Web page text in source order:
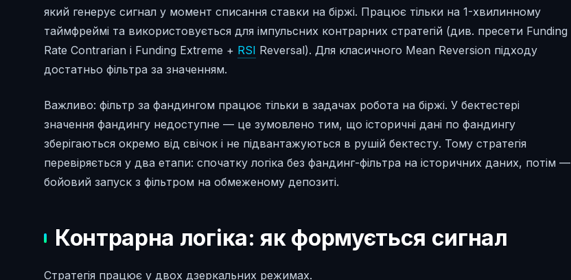
який генерує сигнал у момент списання ставки на біржі. Працює тільки на 1-хвилинному
таймфреймі та використовується для імпульсних контрарних стратегій (див. пресети Funding
Rate Contrarian і Funding Extreme + RSI Reversal). Для класичного Mean Reversion підходу
достатньо фільтра за значенням.
Важливо: фільтр за фандингом працює тільки в задачах робота на біржі. У бектестері
значення фандингу недоступне — це зумовлено тим, що історичні дані по фандингу
зберігаються окремо від свічок і не підвантажуються в рушій бектесту. Тому стратегія
перевіряється у два етапи: спочатку логіка без фандинг-фільтра на історичних даних, потім —
бойовий запуск з фільтром на обмеженому депозиті.
Контрарна логіка: як формується сигнал
Стратегія працює у двох дзеркальних режимах.